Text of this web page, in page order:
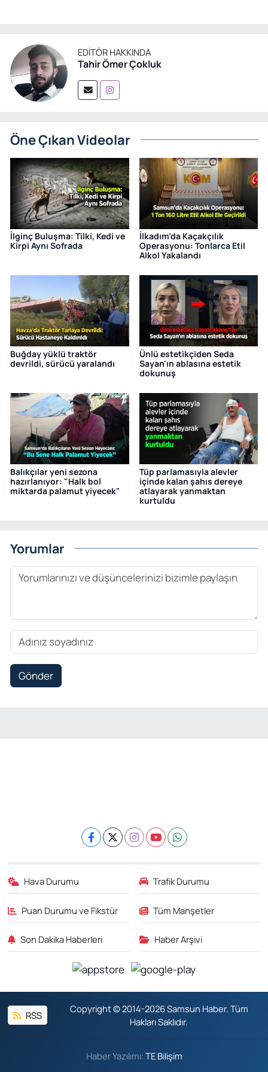
EDITÖR HAKKINDA
Tahir Ömer Çokluk
Öne Çıkan Videolar
İlginç Buluşma: Tilki, Kedi ve
Kirpi Aynı Sofrada
İlkadım’da Kaçakçılık
Operasyonu: Tonlarca Etil
Alkol Yakalandı
Buğday yüklü traktör
devrildi, sürücü yaralandı
Ünlü estetikçiden Seda
Sayan'ın ablasına estetik
dokunuş
Balıkçılar yeni sezona
hazırlanıyor: "Halk bol
miktarda palamut yiyecek"
Tüp parlamasıyla alevler
içinde kalan şahıs dereye
atlayarak yanmaktan
kurtuldu
Yorumlar
Gönder
Hava Durumu Trafik Durumu
Puan Durumu ve Fikstür Tüm Manşetler
Son Dakika Haberleri Haber Arşivi
RSS
Copyright © 2014-2026 Samsun Haber. Tüm
Hakları Saklıdır.
Haber Yazılımı: TE Bilişim